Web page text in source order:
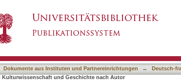
Dokumente aus Instituten und Partnereinrichtungen → Deutsch-
und Geschichte nach Autor